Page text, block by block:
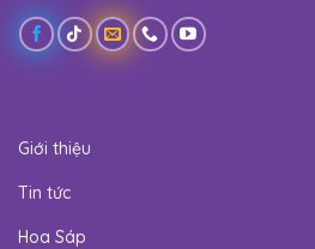
Giới thiệu
Tin tức
Hoa Sáp